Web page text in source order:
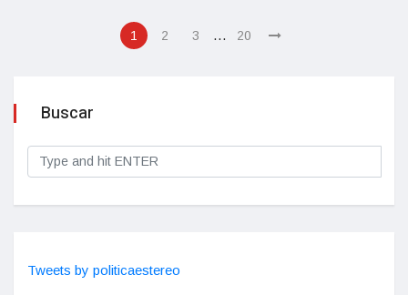
1 2 3 … 20
Buscar
Tweets by politicaestereo